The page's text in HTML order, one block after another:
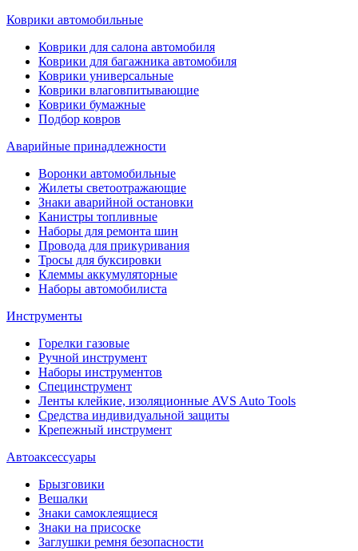
Коврики автомобильные
Коврики для салона автомобиля
Коврики для багажника автомобиля
Коврики универсальные
Коврики влаговпитывающие
Коврики бумажные
Подбор ковров
Аварийные принадлежности
Воронки автомобильные
Жилеты светоотражающие
Знаки аварийной остановки
Канистры топливные
Наборы для ремонта шин
Провода для прикуривания
Тросы для буксировки
Клеммы аккумуляторные
Наборы автомобилиста
Инструменты
Горелки газовые
Ручной инструмент
Наборы инструментов
Специнструмент
Ленты клейкие, изоляционные AVS Auto Tools
Средства индивидуальной защиты
Крепежный инструмент
Автоаксессуары
Брызговики
Вешалки
Знаки самоклеящиеся
Знаки на присоске
Заглушки ремня безопасности